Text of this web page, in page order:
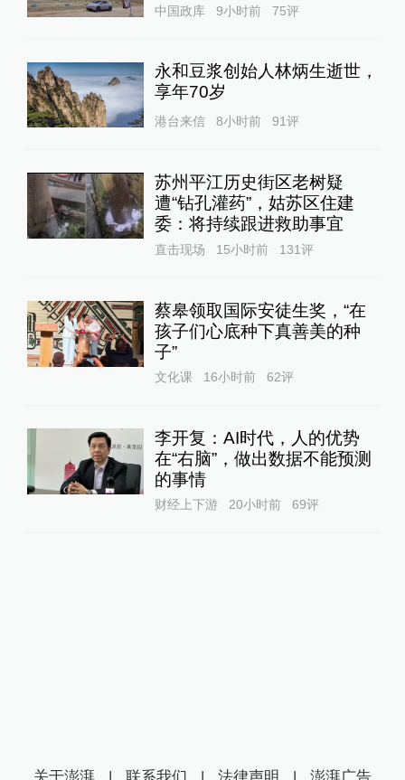
中国政库 9小时前 75评
永和豆浆创始人林炳生逝世，
享年70岁
港台来信 8小时前 91评
苏州平江历史街区老树疑
遭“钻孔灌药”，姑苏区住建
委：将持续跟进救助事宜
直击现场 15小时前 131评
蔡皋领取国际安徒生奖，“在
孩子们心底种下真善美的种
子”
文化课 16小时前 62评
李开复：AI时代，人的优势
在“右脑”，做出数据不能预测
的事情
财经上下游 20小时前 69评